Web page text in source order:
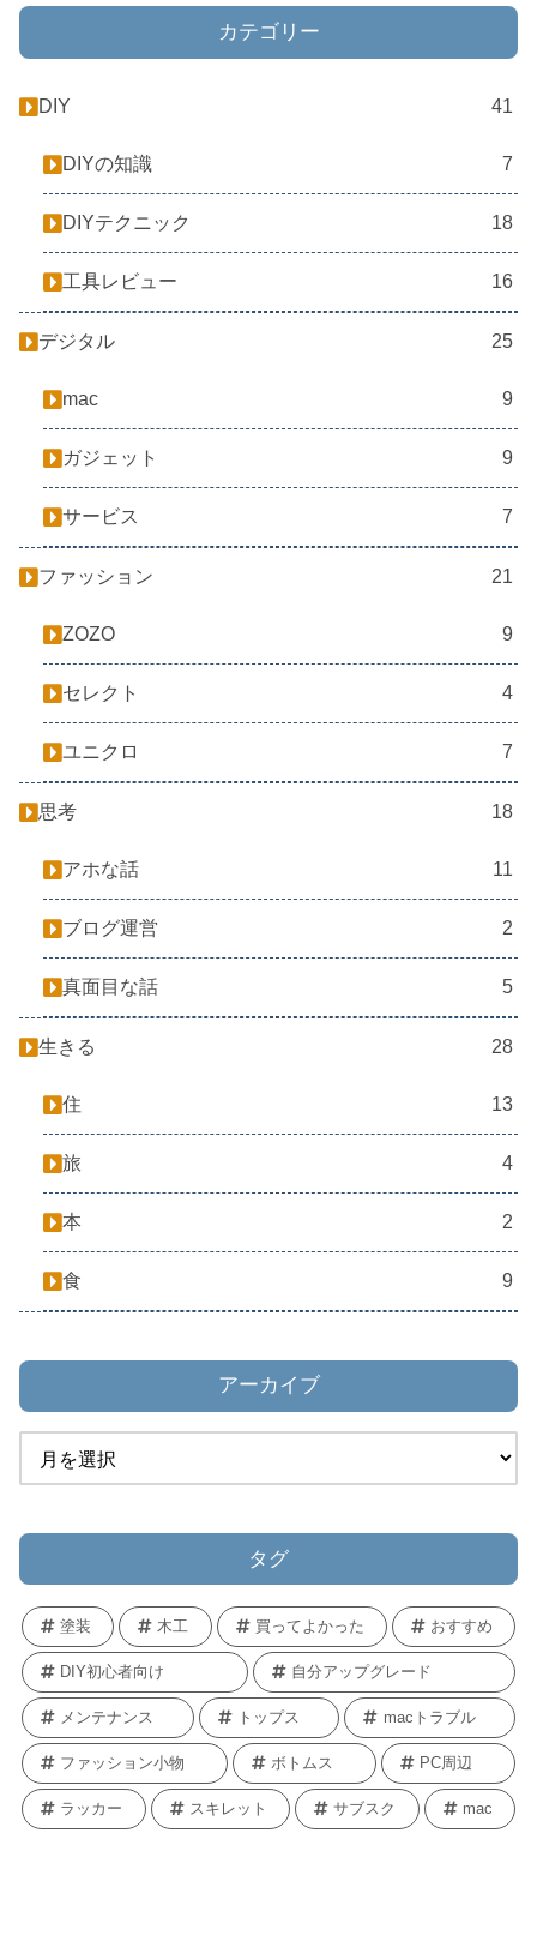
カテゴリー
DIY 41
DIYの知識 7
DIYテクニック 18
工具レビュー 16
デジタル 25
mac 9
ガジェット 9
サービス 7
ファッション 21
ZOZO 9
セレクト 4
ユニクロ 7
思考 18
アホな話 11
ブログ運営 2
真面目な話 5
生きる 28
住 13
旅 4
本 2
食 9
アーカイブ
タグ
塗装 木工 買ってよかった おすすめ
DIY初心者向け 自分アップグレード
メンテナンス トップス macトラブル
ファッション小物 ボトムス PC周辺
ラッカー スキレット サブスク mac